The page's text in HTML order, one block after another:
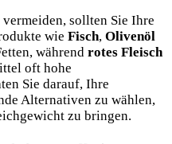
sollten Sie Ihre
wie Fisch, Olivenöl
während rotes Fleisch
oft hohe
Sie darauf, Ihre
Alternativen zu wählen,
zu bringen.